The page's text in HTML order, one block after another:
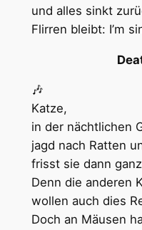
und alles sinkt
Flirren bleibt: I’m
🎶
Katze,
in der nächtlichen
jagd nach Ratten
frisst sie dann
Denn die anderen
wollen auch dies
Doch an Mäusen